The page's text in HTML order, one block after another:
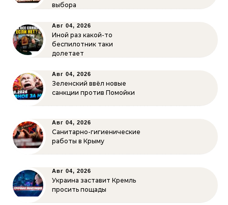
выбора
Авг 04, 2026
Иной раз какой-то
беспилотник таки
долетает
Авг 04, 2026
Зеленский ввёл новые
санкции против Помойки
Авг 04, 2026
Санитарно-гигиенические
работы в Крыму
Авг 04, 2026
Украина заставит Кремль
просить пощады